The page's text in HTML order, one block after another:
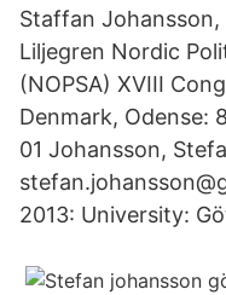
Staffan Johansson,
Liljegren Nordic
(NOPSA) XVIII
Denmark, Odense:
01 Johansson,
2013: University: